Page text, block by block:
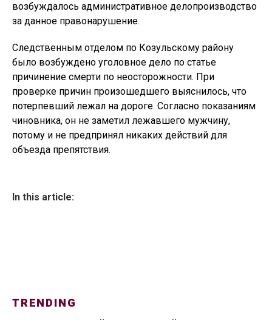
возбуждалось административное делопроизводство
за данное правонарушение.
Следственным отделом по Козульскому району
было возбуждено уголовное дело по статье
причинение смерти по неосторожности. При
проверке причин произошедшего выяснилось, что
потерпевший лежал на дороге. Согласно показаниям
чиновника, он не заметил лежавшего мужчину,
потому и не предпринял никаких действий для
объезда препятствия.
In this article:
TRENDING